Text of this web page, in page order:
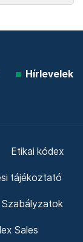
Hírlevelek
Etikai kódex
tájékoztató
Szabályzatok
Sales